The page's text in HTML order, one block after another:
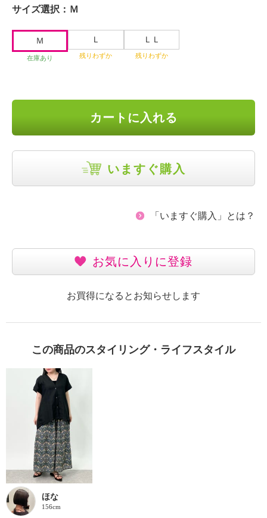
サイズ選択： Ｍ
Ｍ
在庫あり
Ｌ
残りわずか
ＬＬ
残りわずか
カートに入れる
いますぐ購入
「いますぐ購入」とは？
お気に入りに登録
お買得になるとお知らせします
この商品のスタイリング・ライフスタイル
ほな
156cm